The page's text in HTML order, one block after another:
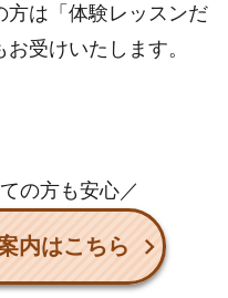
方は「体験レッスンだ
受けいたします。
の方も安心／
内はこちら